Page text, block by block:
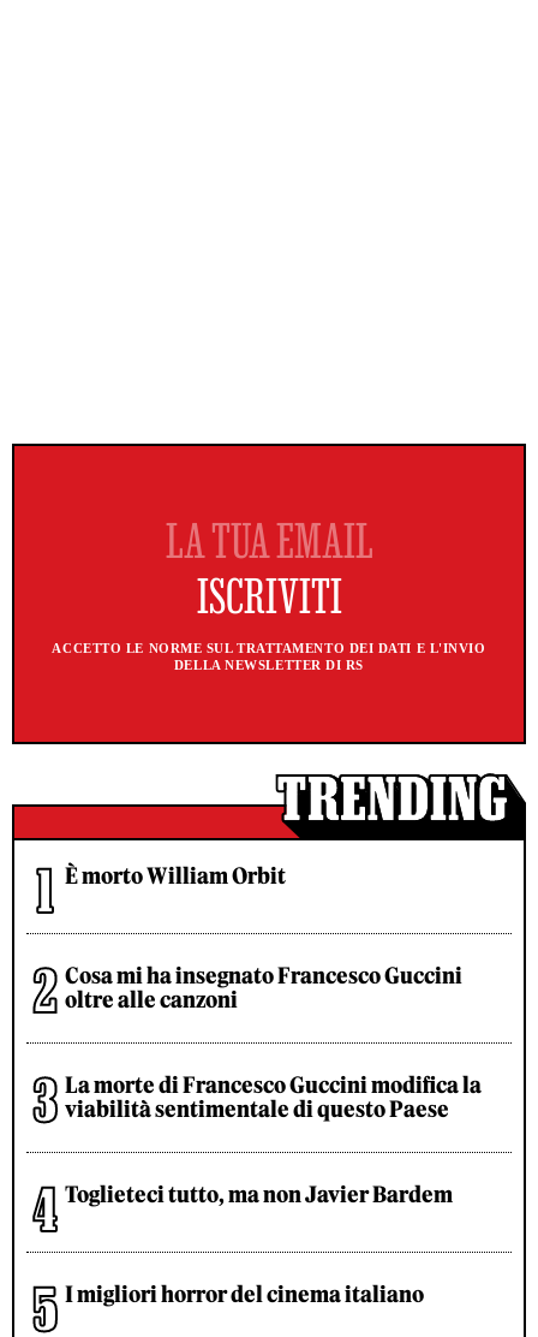
ACCETTO LE NORME SUL TRATTAMENTO DEI DATI E L'INVIO
DELLA NEWSLETTER DI RS
È morto William Orbit
Cosa mi ha insegnato Francesco Guccini
oltre alle canzoni
La morte di Francesco Guccini modifica la
viabilità sentimentale di questo Paese
Toglieteci tutto, ma non Javier Bardem
I migliori horror del cinema italiano